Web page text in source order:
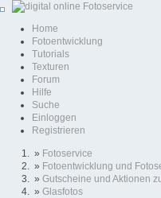
Home
Fotoentwicklung
Tutorials
Texturen
Forum
Hilfe
Suche
Einloggen
Registrieren
» Fotoservice
» Fotoentwicklung und
» Gutscheine und Aktionen
» Glasfotos